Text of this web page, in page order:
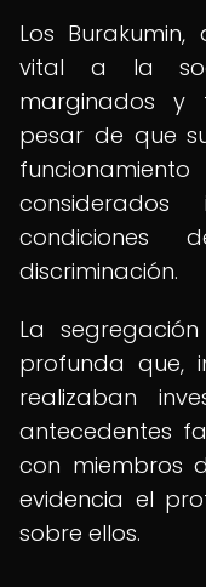
Los
vital a la
marginados y
pesar de que
condiciones
discriminación.
La
profunda que,
realizaban
antecedentes
con miembros
evidencia el
sobre ellos.